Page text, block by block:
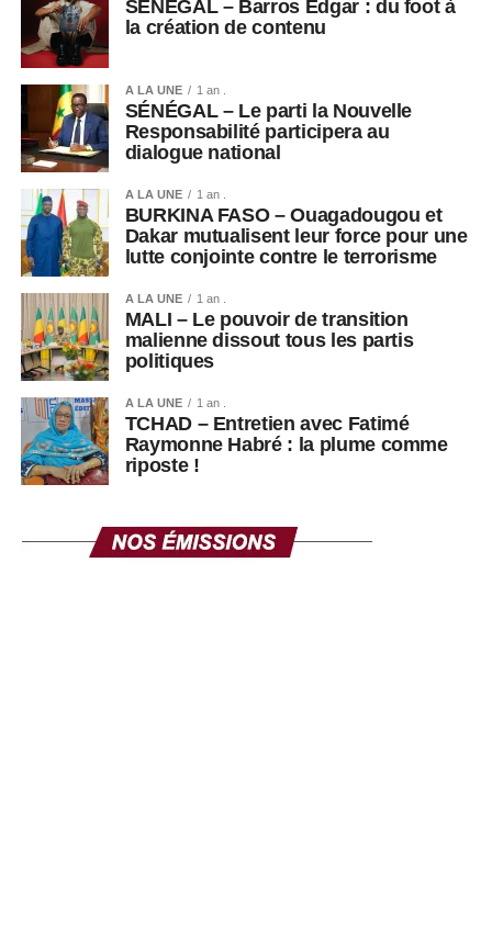
SÉNÉGAL – Barros Edgar : du foot à
la création de contenu
A LA UNE 1 an .
SÉNÉGAL – Le parti la Nouvelle
Responsabilité participera au
dialogue national
A LA UNE 1 an .
BURKINA FASO – Ouagadougou et
Dakar mutualisent leur force pour une
lutte conjointe contre le terrorisme
A LA UNE 1 an .
MALI – Le pouvoir de transition
malienne dissout tous les partis
politiques
A LA UNE 1 an .
TCHAD – Entretien avec Fatimé
Raymonne Habré : la plume comme
riposte !